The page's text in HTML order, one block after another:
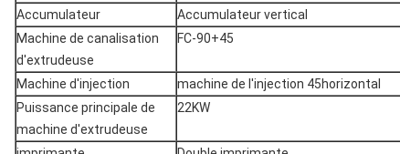
Accumulateur
Accumulateur vertical
Machine de canalisation
d'extrudeuse
FC-90+45
Machine d'injection
machine de l'injection 45horizontal
Puissance principale de
machine d'extrudeuse
22KW